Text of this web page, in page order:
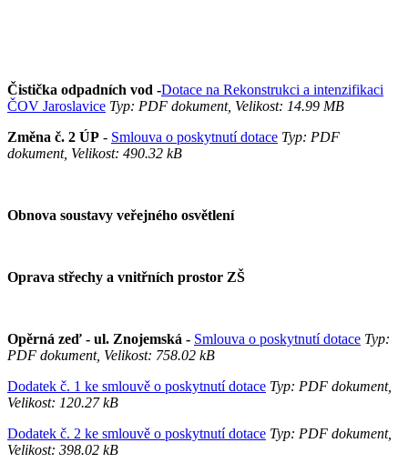
Čistička odpadních vod -Dotace na Rekonstrukci a intenzifikaci
ČOV Jaroslavice Typ: PDF dokument, Velikost: 14.99 MB
Změna č. 2 ÚP - Smlouva o poskytnutí dotace Typ: PDF
dokument, Velikost: 490.32 kB
Obnova soustavy veřejného osvětlení
Oprava střechy a vnitřních prostor ZŠ
Opěrná zeď - ul. Znojemská - Smlouva o poskytnutí dotace Typ:
PDF dokument, Velikost: 758.02 kB
Dodatek č. 1 ke smlouvě o poskytnutí dotace Typ: PDF dokument,
Velikost: 120.27 kB
Dodatek č. 2 ke smlouvě o poskytnutí dotace Typ: PDF dokument,
Velikost: 398.02 kB